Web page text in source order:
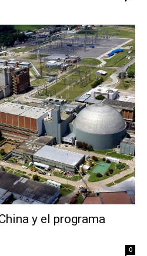
y el programa
0